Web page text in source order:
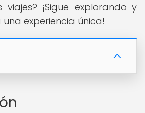
¡Sigue explorando y
experiencia única!